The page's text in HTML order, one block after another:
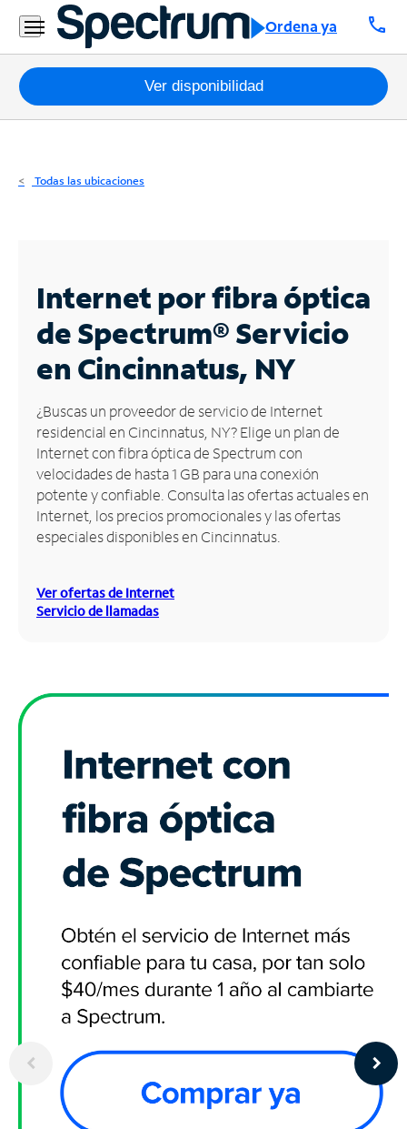
Ordena ya call
Residencial
Business
Paquetes
Internet
Business
Contáctanos
Inglés
Administrar
cuenta
Encuentra
una
tienda
Ver disponibilidad
Todas las ubicaciones
Internet por fibra óptica
de Spectrum®Servicio
en Cincinnatus, NY
¿Buscas un proveedor de servicio de Internet
residencial en Cincinnatus, NY? Elige un plan de
Internet con fibra óptica de Spectrum con
velocidades de hasta 1 GB para una conexión
potente y confiable. Consulta las ofertas actuales en
Internet, los precios promocionales y las ofertas
especiales disponibles en Cincinnatus.
Ver ofertas de Internet
Servicio de llamadas